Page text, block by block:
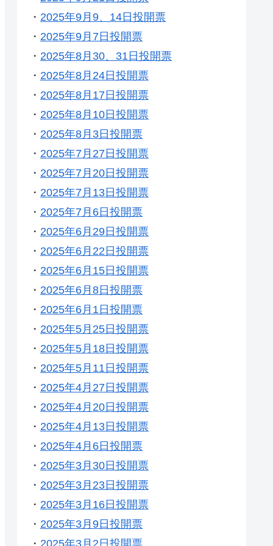
・ 2025年9月9、14日投開票
・ 2025年9月7日投開票
・ 2025年8月30、31日投開票
・ 2025年8月24日投開票
・ 2025年8月17日投開票
・ 2025年8月10日投開票
・ 2025年8月3日投開票
・ 2025年7月27日投開票
・ 2025年7月20日投開票
・ 2025年7月13日投開票
・ 2025年7月6日投開票
・ 2025年6月29日投開票
・ 2025年6月22日投開票
・ 2025年6月15日投開票
・ 2025年6月8日投開票
・ 2025年6月1日投開票
・ 2025年5月25日投開票
・ 2025年5月18日投開票
・ 2025年5月11日投開票
・ 2025年4月27日投開票
・ 2025年4月20日投開票
・ 2025年4月13日投開票
・ 2025年4月6日投開票
・ 2025年3月30日投開票
・ 2025年3月23日投開票
・ 2025年3月16日投開票
・ 2025年3月9日投開票